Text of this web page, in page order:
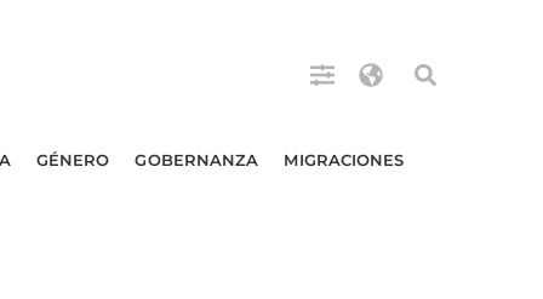
GÉNERO GOBERNANZA MIGRACIONES